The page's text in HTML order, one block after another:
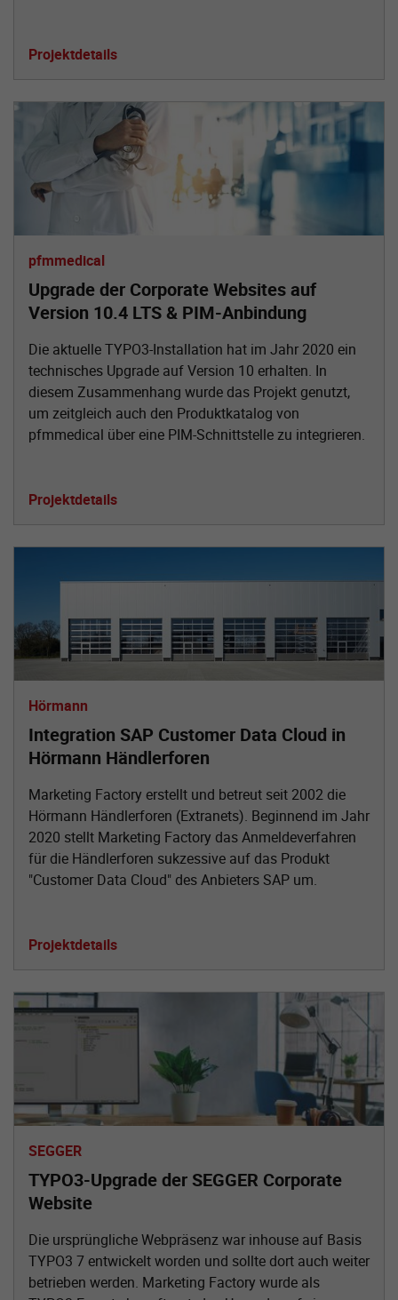
Projektdetails
pfmmedical
Upgrade der Corporate Websites auf
Version 10.4 LTS & PIM-Anbindung
Die aktuelle TYPO3-Installation hat im Jahr 2020 ein
technisches Upgrade auf Version 10 erhalten. In
diesem Zusammenhang wurde das Projekt genutzt,
um zeitgleich auch den Produktkatalog von
pfmmedical über eine PIM-Schnittstelle zu integrieren.
Projektdetails
Hörmann
Integration SAP Customer Data Cloud in
Hörmann Händlerforen
Marketing Factory erstellt und betreut seit 2002 die
Hörmann Händlerforen (Extranets). Beginnend im Jahr
2020 stellt Marketing Factory das Anmeldeverfahren
für die Händlerforen sukzessive auf das Produkt
"Customer Data Cloud" des Anbieters SAP um.
Projektdetails
SEGGER
TYPO3-Upgrade der SEGGER Corporate
Website
Die ursprüngliche Webpräsenz war inhouse auf Basis
TYPO3 7 entwickelt worden und sollte dort auch weiter
betrieben werden. Marketing Factory wurde als